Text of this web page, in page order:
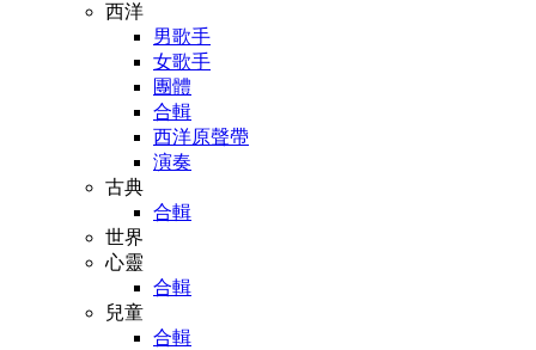
西洋
男歌手
女歌手
團體
合輯
西洋原聲帶
演奏
古典
合輯
世界
心靈
合輯
兒童
合輯